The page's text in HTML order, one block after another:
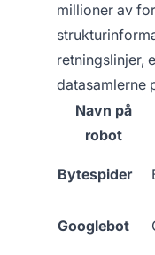
millioner av
retningslinjer,
datasamlerne
Navn på
robot
Bytespider
Googlebot